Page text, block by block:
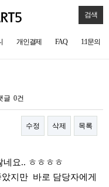
검색
개인결제 FAQ 1:1문의
글 0건
수정 삭제 목록
요.. ㅎㅎㅎㅎ
지만 바로 담당자에게